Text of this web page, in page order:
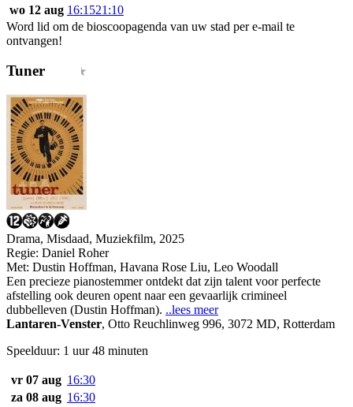
wo 12 aug 16:1521:10
Word lid om de bioscoopagenda van uw stad per e-mail te
ontvangen!
Tuner
Drama, Misdaad, Muziekfilm, 2025
Regie: Daniel Roher
Met: Dustin Hoffman, Havana Rose Liu, Leo Woodall
Een precieze pianostemmer ontdekt dat zijn talent voor perfecte
afstelling ook deuren opent naar een gevaarlijk crimineel
dubbelleven (Dustin Hoffman). ..lees meer
Lantaren-Venster, Otto Reuchlinweg 996, 3072 MD, Rotterdam
Speelduur: 1 uur 48 minuten
vr 07 aug 16:30
za 08 aug 16:30